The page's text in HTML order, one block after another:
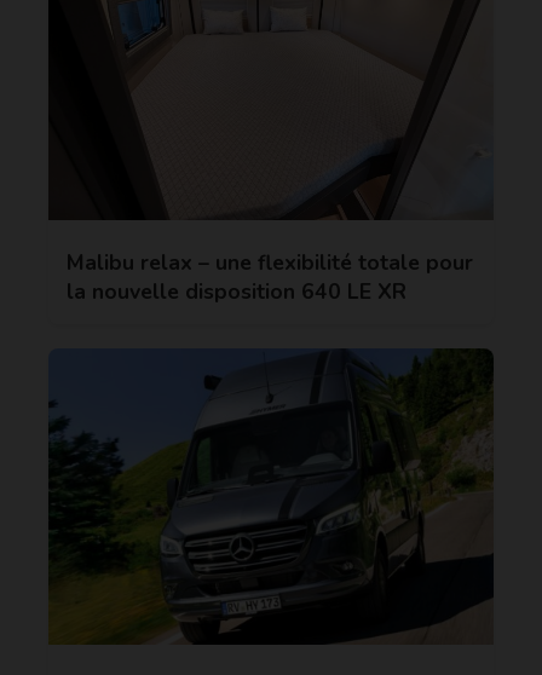
Malibu relax – une flexibilité totale pour
la nouvelle disposition 640 LE XR